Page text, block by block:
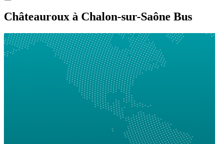
Châteauroux à Chalon-sur-Saône Bus